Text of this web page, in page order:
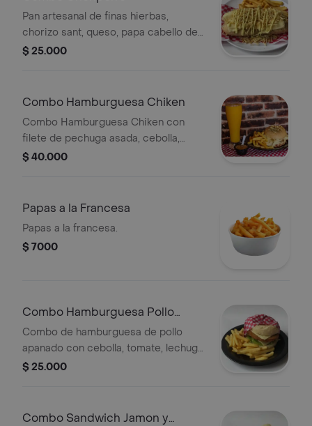
francesa y bebida a elegir.
Pan artesanal de finas hierbas,
chorizo sant, queso, papa cabello de
ángel y salsas de la casa,
$ 25.000
Combo Hamburguesa Chiken
Combo Hamburguesa Chiken con
filete de pechuga asada, cebolla,
tomate, lechuga, champiñón, tocineta
bebida a elegir.
$ 40.000
Papas a la Francesa
Papas a la francesa.
$ 7000
Combo Hamburguesa Pollo
Apanado
Combo de hamburguesa de pollo
apanado con cebolla, tomate, lechuga,
queso y salsas de la casa. Incluye
$ 25.000
Combo Sandwich Jamon y